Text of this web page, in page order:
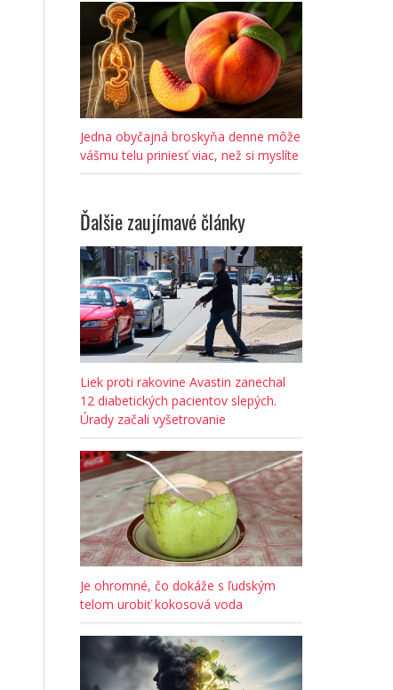
Jedna obyčajná broskyňa denne môže
vášmu telu priniesť viac, než si myslíte
Ďalšie zaujímavé články
Liek proti rakovine Avastin zanechal
12 diabetických pacientov slepých.
Úrady začali vyšetrovanie
Je ohromné, čo dokáže s ľudským
telom urobiť kokosová voda